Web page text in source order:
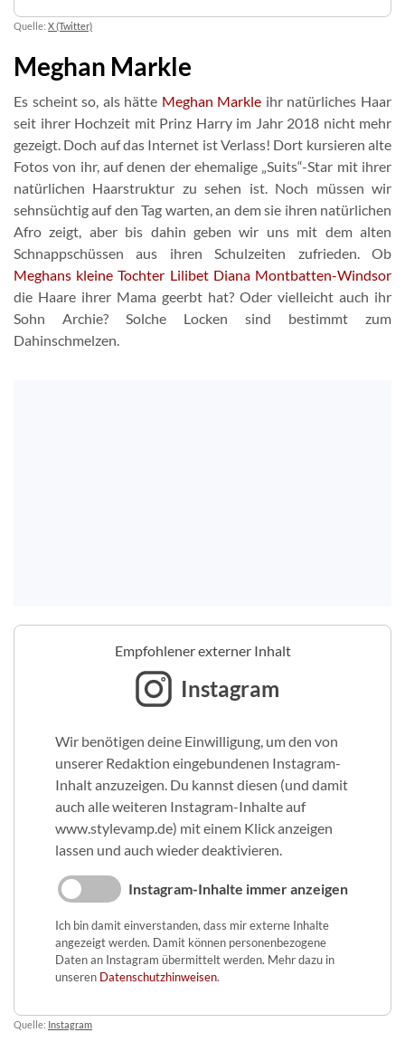
Quelle: X (Twitter)
Meghan Markle
Es scheint so, als hätte Meghan Markle ihr natürliches Haar
seit ihrer Hochzeit mit Prinz Harry im Jahr 2018 nicht mehr
gezeigt. Doch auf das Internet ist Verlass! Dort kursieren alte
Fotos von ihr, auf denen der ehemalige „Suits“-Star mit ihrer
natürlichen Haarstruktur zu sehen ist. Noch müssen wir
sehnsüchtig auf den Tag warten, an dem sie ihren natürlichen
Afro zeigt, aber bis dahin geben wir uns mit dem alten
Schnappschüssen aus ihren Schulzeiten zufrieden. Ob
Meghans kleine Tochter Lilibet Diana Montbatten-Windsor
die Haare ihrer Mama geerbt hat? Oder vielleicht auch ihr
Sohn Archie? Solche Locken sind bestimmt zum
Dahinschmelzen.
Empfohlener externer Inhalt
Instagram
Wir benötigen deine Einwilligung, um den von
unserer Redaktion eingebundenen Instagram-
Inhalt anzuzeigen. Du kannst diesen (und damit
auch alle weiteren Instagram-Inhalte auf
www.stylevamp.de) mit einem Klick anzeigen
lassen und auch wieder deaktivieren.
Instagram-Inhalte immer anzeigen
Ich bin damit einverstanden, dass mir externe Inhalte
angezeigt werden. Damit können personenbezogene
Daten an Instagram übermittelt werden. Mehr dazu in
unseren Datenschutzhinweisen.
Quelle: Instagram